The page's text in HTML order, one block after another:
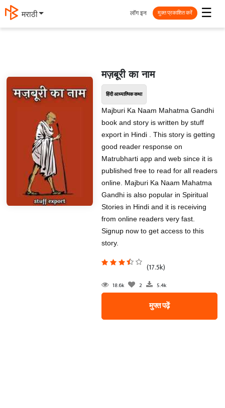
मराठी ☰
लॉग इन मुक्त प्रकाशित करें
मज़बूरी का नाम
हिंदी आध्यात्मिक कथा
Majburi Ka Naam Mahatma Gandhi
book and story is written by stuff
export in Hindi . This story is getting
good reader response on
Matrubharti app and web since it is
published free to read for all readers
online. Majburi Ka Naam Mahatma
Gandhi is also popular in Spiritual
Stories in Hindi and it is receiving
from online readers very fast.
Signup now to get access to this
story.
(17.5k)
18.6k 2 5.4k
मुफ्त पढ़ें